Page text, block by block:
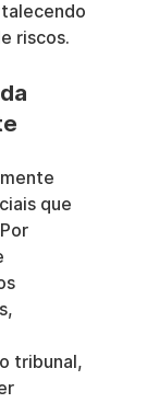
riscos.
que
tribunal,